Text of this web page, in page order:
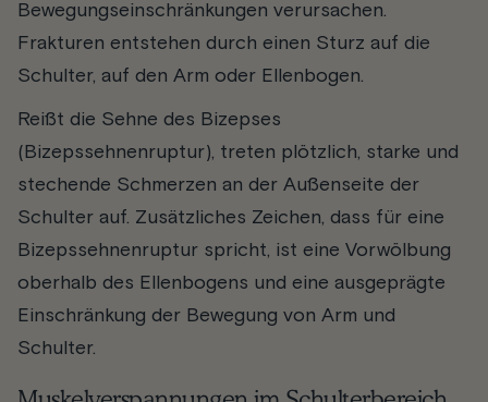
Bewegungseinschränkungen verursachen.
Frakturen entstehen durch einen Sturz auf die
Schulter, auf den Arm oder Ellenbogen.
Reißt die Sehne des Bizepses
(Bizepssehnenruptur), treten plötzlich, starke und
stechende Schmerzen an der Außenseite der
Schulter auf. Zusätzliches Zeichen, dass für eine
Bizepssehnenruptur spricht, ist eine Vorwölbung
oberhalb des Ellenbogens und eine ausgeprägte
Einschränkung der Bewegung von Arm und
Schulter.